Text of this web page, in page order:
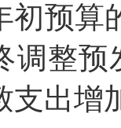
初预算
调整
支出增